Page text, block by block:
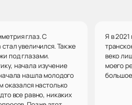
глаз. С
увеличился. Также
под глазами.
начала изучение
оказался настолько
все равно, никаких
Я в
веко
моего